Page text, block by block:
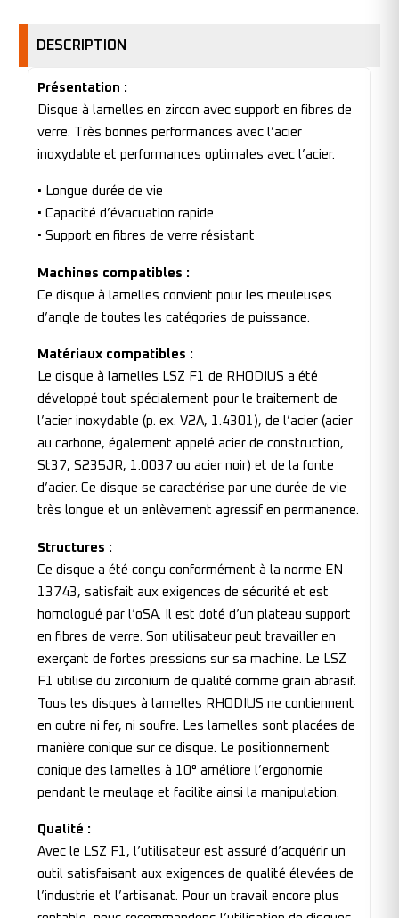
DESCRIPTION
Présentation :
Disque à lamelles en zircon avec support en fibres de
verre. Très bonnes performances avec l’acier
inoxydable et performances optimales avec l’acier.
• Longue durée de vie
• Capacité d’évacuation rapide
• Support en fibres de verre résistant
Machines compatibles :
Ce disque à lamelles convient pour les meuleuses
d’angle de toutes les catégories de puissance.
Matériaux compatibles :
Le disque à lamelles LSZ F1 de RHODIUS a été
développé tout spécialement pour le traitement de
l’acier inoxydable (p. ex. V2A, 1.4301), de l’acier (acier
au carbone, également appelé acier de construction,
St37, S235JR, 1.0037 ou acier noir) et de la fonte
d’acier. Ce disque se caractérise par une durée de vie
très longue et un enlèvement agressif en permanence.
Structures :
Ce disque a été conçu conformément à la norme EN
13743, satisfait aux exigences de sécurité et est
homologué par l’oSA. Il est doté d’un plateau support
en fibres de verre. Son utilisateur peut travailler en
exerçant de fortes pressions sur sa machine. Le LSZ
F1 utilise du zirconium de qualité comme grain abrasif.
Tous les disques à lamelles RHODIUS ne contiennent
en outre ni fer, ni soufre. Les lamelles sont placées de
manière conique sur ce disque. Le positionnement
conique des lamelles à 10° améliore l’ergonomie
pendant le meulage et facilite ainsi la manipulation.
Qualité :
Avec le LSZ F1, l’utilisateur est assuré d’acquérir un
outil satisfaisant aux exigences de qualité élevées de
l’industrie et l’artisanat. Pour un travail encore plus